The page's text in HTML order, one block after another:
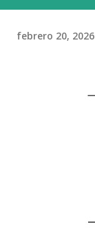
febrero 20, 2026